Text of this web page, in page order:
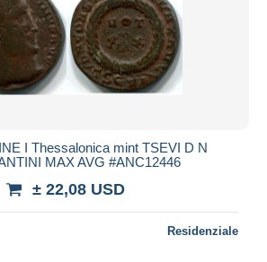
I Thessalonica mint TSEVI D N
MAX AVG #ANC12446
± 22,08 USD
Residenziale